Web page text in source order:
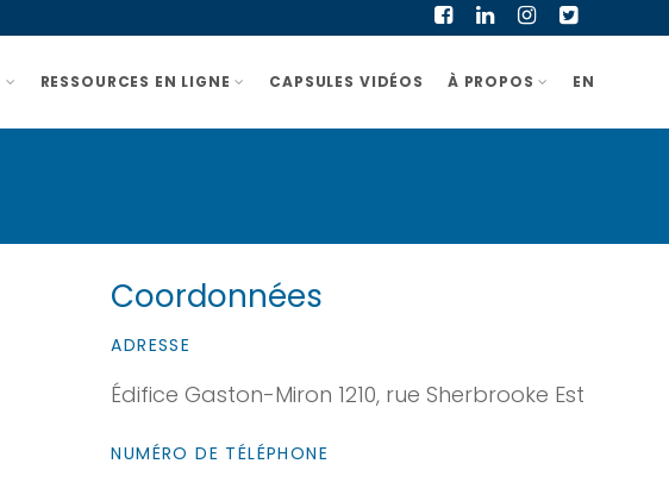
RESSOURCES EN LIGNE CAPSULES VIDÉOS À PROPOS EN
Coordonnées
ADRESSE
Édifice Gaston-Miron 1210, rue Sherbrooke Est
NUMÉRO DE TÉLÉPHONE